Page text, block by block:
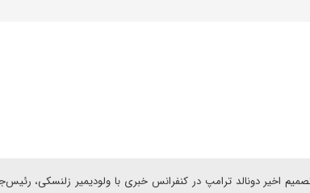
اخیر دونالد ترامپ در کنفرانس خبری با ولودیمیر زلنسکی،